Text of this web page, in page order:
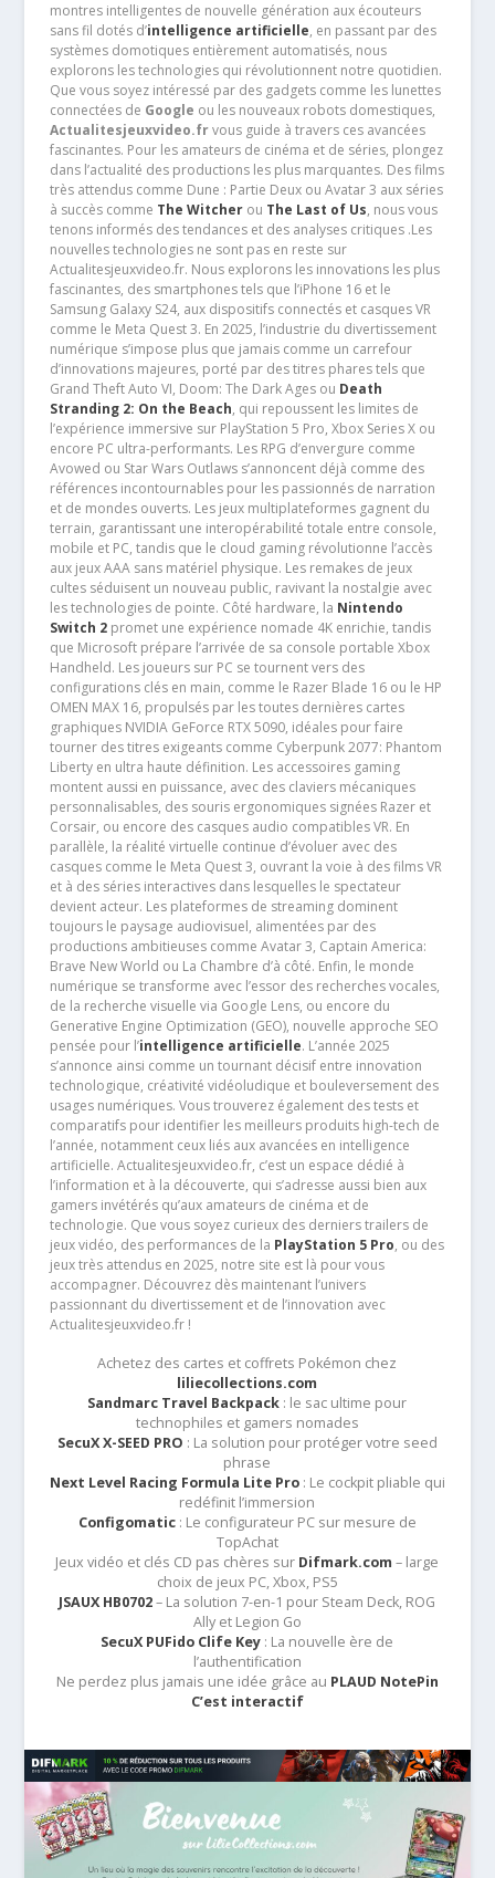
montres intelligentes de nouvelle génération aux écouteurs
sans fil dotés d’intelligence artificielle, en passant par des
systèmes domotiques entièrement automatisés, nous
explorons les technologies qui révolutionnent notre quotidien.
Que vous soyez intéressé par des gadgets comme les lunettes
connectées de Google ou les nouveaux robots domestiques,
Actualitesjeuxvideo.frvous guide à travers ces avancées
fascinantes. Pour les amateurs de cinéma et de séries, plongez
dans l’actualité des productions les plus marquantes. Des films
très attendus comme Dune : Partie Deux ou Avatar 3 aux séries
à succès comme The Witcherou The Last of Us, nous vous
tenons informés des tendances et des analyses critiques .Les
nouvelles technologies ne sont pas en reste sur
Actualitesjeuxvideo.fr. Nous explorons les innovations les plus
fascinantes, des smartphones tels que l’iPhone 16 et le
Samsung Galaxy S24, aux dispositifs connectés et casques VR
comme le Meta Quest 3. En 2025, l’industrie du divertissement
numérique s’impose plus que jamais comme un carrefour
d’innovations majeures, porté par des titres phares tels que
Grand Theft Auto VI, Doom: The Dark Ages ou Death
Stranding 2: On the Beach, qui repoussent les limites de
l’expérience immersive sur PlayStation 5 Pro, Xbox Series X ou
encore PC ultra-performants. Les RPG d’envergure comme
Avowed ou Star Wars Outlaws s’annoncent déjà comme des
références incontournables pour les passionnés de narration
et de mondes ouverts. Les jeux multiplateformes gagnent du
terrain, garantissant une interopérabilité totale entre console,
mobile et PC, tandis que le cloud gaming révolutionne l’accès
aux jeux AAA sans matériel physique. Les remakes de jeux
cultes séduisent un nouveau public, ravivant la nostalgie avec
les technologies de pointe. Côté hardware, la Nintendo
Switch 2promet une expérience nomade 4K enrichie, tandis
que Microsoft prépare l’arrivée de sa console portable Xbox
Handheld. Les joueurs sur PC se tournent vers des
configurations clés en main, comme le Razer Blade 16 ou le HP
OMEN MAX 16, propulsés par les toutes dernières cartes
graphiques NVIDIA GeForce RTX 5090, idéales pour faire
tourner des titres exigeants comme Cyberpunk 2077: Phantom
Liberty en ultra haute définition. Les accessoires gaming
montent aussi en puissance, avec des claviers mécaniques
personnalisables, des souris ergonomiques signées Razer et
Corsair, ou encore des casques audio compatibles VR. En
parallèle, la réalité virtuelle continue d’évoluer avec des
casques comme le Meta Quest 3, ouvrant la voie à des films VR
et à des séries interactives dans lesquelles le spectateur
devient acteur. Les plateformes de streaming dominent
toujours le paysage audiovisuel, alimentées par des
productions ambitieuses comme Avatar 3, Captain America:
Brave New World ou La Chambre d’à côté. Enfin, le monde
numérique se transforme avec l’essor des recherches vocales,
de la recherche visuelle via Google Lens, ou encore du
Generative Engine Optimization (GEO), nouvelle approche SEO
pensée pour l’intelligence artificielle. L’année 2025
s’annonce ainsi comme un tournant décisif entre innovation
technologique, créativité vidéoludique et bouleversement des
usages numériques. Vous trouverez également des tests et
comparatifs pour identifier les meilleurs produits high-tech de
l’année, notamment ceux liés aux avancées en intelligence
artificielle. Actualitesjeuxvideo.fr, c’est un espace dédié à
l’information et à la découverte, qui s’adresse aussi bien aux
gamers invétérés qu’aux amateurs de cinéma et de
technologie. Que vous soyez curieux des derniers trailers de
jeux vidéo, des performances de la PlayStation 5 Pro, ou des
jeux très attendus en 2025, notre site est là pour vous
accompagner. Découvrez dès maintenant l’univers
passionnant du divertissement et de l’innovation avec
Actualitesjeuxvideo.fr !
Achetez des cartes et coffrets Pokémon chez
liliecollections.com
Sandmarc Travel Backpack : le sac ultime pour
technophiles et gamers nomades
SecuX X-SEED PRO : La solution pour protéger votre seed
phrase
Next Level Racing Formula Lite Pro: Le cockpit pliable qui
redéfinit l’immersion
Configomatic: Le configurateur PC sur mesure de
TopAchat
Jeux vidéo et clés CD pas chères sur Difmark.com – large
choix de jeux PC, Xbox, PS5
JSAUX HB0702– La solution 7-en-1 pour Steam Deck, ROG
Ally et Legion Go
SecuX PUFido Clife Key : La nouvelle ère de
l’authentification
Ne perdez plus jamais une idée grâce au PLAUD NotePin
C’est interactif